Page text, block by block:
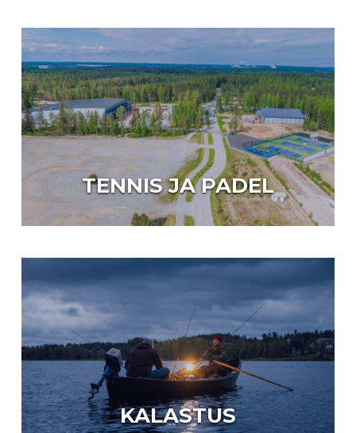
TENNIS JA PADEL
KALASTUS